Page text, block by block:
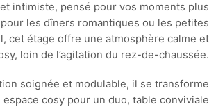
intimiste, pensé pour vos moments plus
les dîners romantiques ou les petites
cet étage offre une atmosphère calme et
loin de l’agitation du rez-de-chaussée.
soignée et modulable, il se transforme
cosy pour un duo, table conviviale